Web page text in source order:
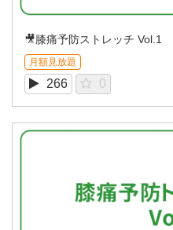
🎥膝痛予防ストレッチ Vol.1
月額見放題
266 0